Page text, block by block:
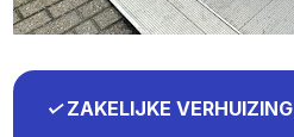
✓ZAKELIJKE VERHUIZING